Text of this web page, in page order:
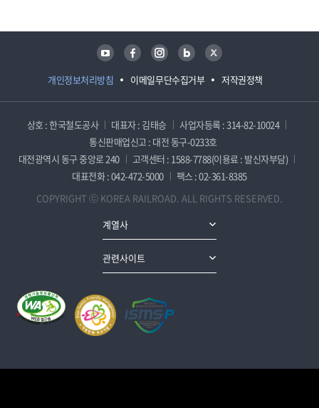
개인정보처리방침 이메일무단수집거부 저작권정책
유튜브 페이스북 인스타그램 블로그 트위터
상호 : 한국철도공사 대표자 : 김태승
사업자등록 : 314-82-10024
통신판매업신고 : 대전 동구-0233호
대전광역시 동구 중앙로 240
고객센터 : 1588-7788(이용료 : 발신자부담)
대표전화 : 042-472-5000
팩스 : 02-361-8385
COPYRIGHT ⓒ KOREA RAILROAD. ALL RIGHTS RESERVED.
계열사
관련사이트